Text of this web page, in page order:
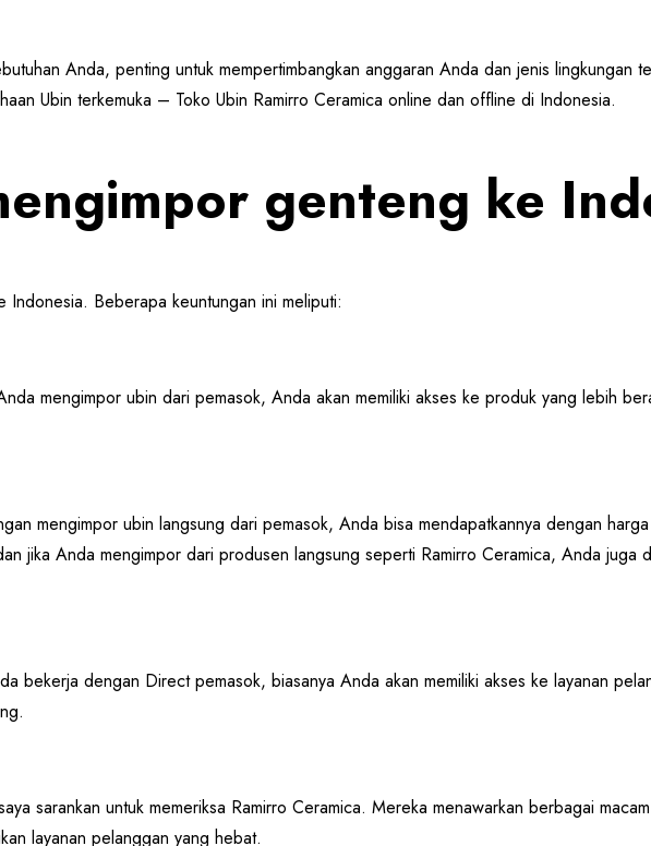
Anda, penting untuk mempertimbangkan anggaran Anda dan jenis lingkungan
Ubin terkemuka – Toko Ubin Ramirro Ceramica online dan offline di Indonesia.
genteng ke
Beberapa keuntungan ini meliputi:
mengimpor ubin dari pemasok, Anda akan memiliki akses ke produk yang lebih
mengimpor ubin langsung dari pemasok, Anda bisa mendapatkannya dengan
jika Anda mengimpor dari produsen langsung seperti Ramirro Ceramica, Anda juga
bekerja dengan Direct pemasok, biasanya Anda akan memiliki akses ke layanan
sarankan untuk memeriksa Ramirro Ceramica. Mereka menawarkan berbagai
layanan pelanggan yang hebat.